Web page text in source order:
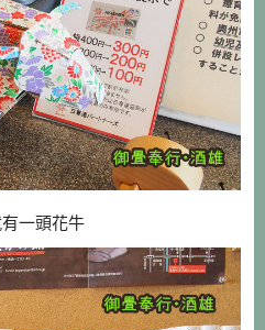
一頭花牛